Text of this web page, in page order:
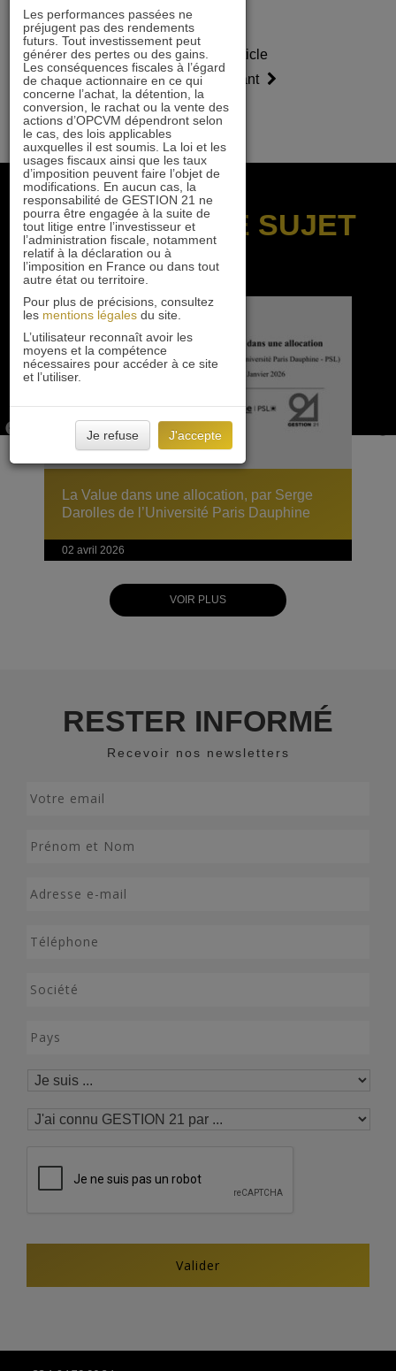
Article
précédent
Article
suivant
SUR LE MÊME SUJET
La Value dans une allocation, par Serge
Darolles de l’Université Paris Dauphine
02 avril 2026
VOIR PLUS
RESTER INFORMÉ
Recevoir nos newsletters
Les performances passées ne
préjugent pas des rendements
futurs. Tout investissement peut
générer des pertes ou des gains.
Les conséquences fiscales à l’égard
de chaque actionnaire en ce qui
concerne l’achat, la détention, la
conversion, le rachat ou la vente des
actions d’OPCVM dépendront selon
le cas, des lois applicables
auxquelles il est soumis. La loi et les
usages fiscaux ainsi que les taux
d’imposition peuvent faire l’objet de
modifications. En aucun cas, la
responsabilité de GESTION 21 ne
pourra être engagée à la suite de
tout litige entre l’investisseur et
l’administration fiscale, notamment
relatif à la déclaration ou à
l’imposition en France ou dans tout
autre état ou territoire.
Pour plus de précisions, consultez
les mentions légales du site.
L’utilisateur reconnaît avoir les
moyens et la compétence
nécessaires pour accéder à ce site
et l’utiliser.
Je refuse J'accepte